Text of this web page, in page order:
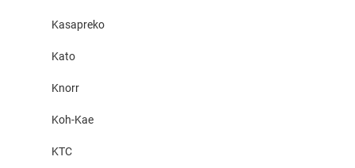
Kasapreko
Kato
Knorr
Koh-Kae
KTC